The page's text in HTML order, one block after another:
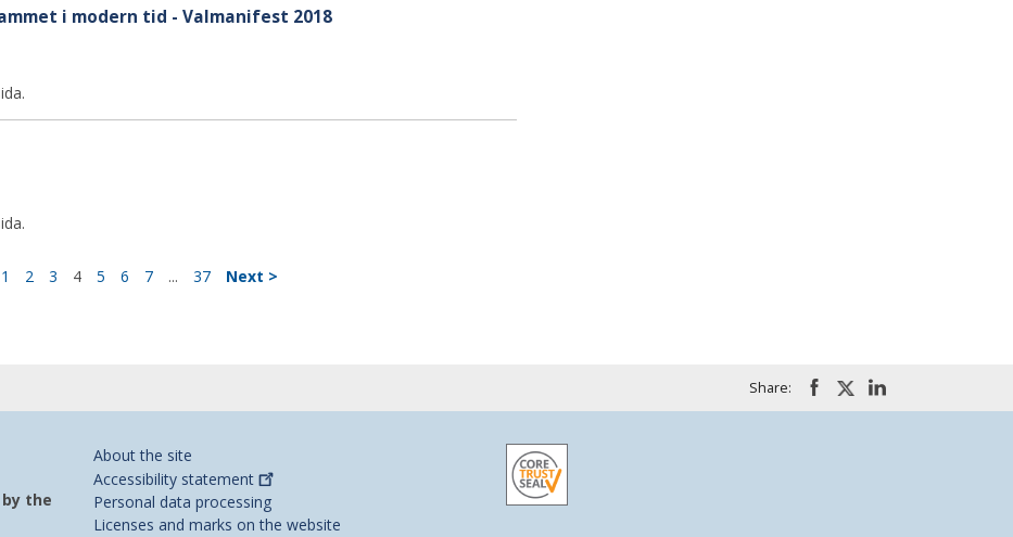
i modern tid - Valmanifest 2018
1 2 3 4 5 6 7 ... 37 Next >
Share:
the
About the site
Accessibility statement
Personal data processing
Licenses and marks on the website